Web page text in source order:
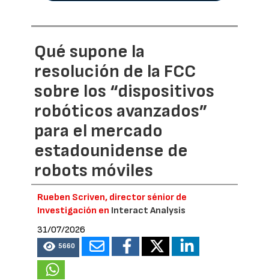
Qué supone la
resolución de la FCC
sobre los “dispositivos
robóticos avanzados”
para el mercado
estadounidense de
robots móviles
Rueben Scriven, director sénior de
Investigación en Interact Analysis
31/07/2026
5660